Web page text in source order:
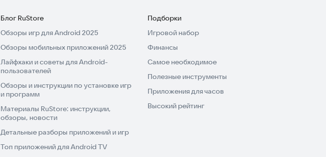
Блог RuStore
Обзоры игр для Android 2025
Обзоры мобильных приложений 2025
Лайфхаки и советы для Android-
пользователей
Обзоры и инструкции по установке игр
и программ
Материалы RuStore: инструкции,
обзоры, новости
Детальные разборы приложений и игр
Топ приложений для Android TV
Подборки
Игровой набор
Финансы
Самое необходимое
Полезные инструменты
Приложения для часов
Высокий рейтинг